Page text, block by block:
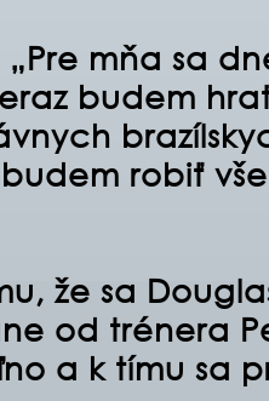
„Pre mňa sa
budem
robiť
že sa
od trénera
a k tímu sa